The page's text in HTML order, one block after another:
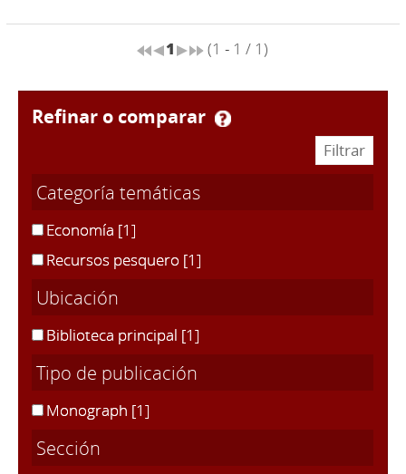
1 (1 - 1 / 1)
refinar o comparar
Categoría temáticas
Economía [1]
Recursos pesquero [1]
Ubicación
Biblioteca principal [1]
Tipo de publicación
Monograph [1]
Sección